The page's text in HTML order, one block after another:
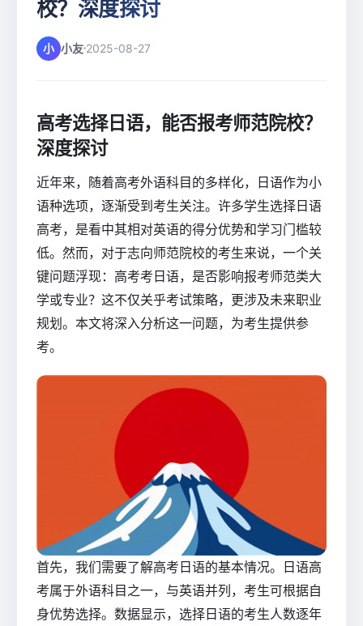
校？深度探讨
小 小友 2025-08-27
高考选择日语，能否报考师范院校？
深度探讨
近年来，随着高考外语科目的多样化，日语作为小
语种选项，逐渐受到考生关注。许多学生选择日语
高考，是看中其相对英语的得分优势和学习门槛较
低。然而，对于志向师范院校的考生来说，一个关
键问题浮现：高考考日语，是否影响报考师范类大
学或专业？这不仅关乎考试策略，更涉及未来职业
规划。本文将深入分析这一问题，为考生提供参
考。
首先，我们需要了解高考日语的基本情况。日语高
考属于外语科目之一，与英语并列，考生可根据自
身优势选择。数据显示，选择日语的考生人数逐年